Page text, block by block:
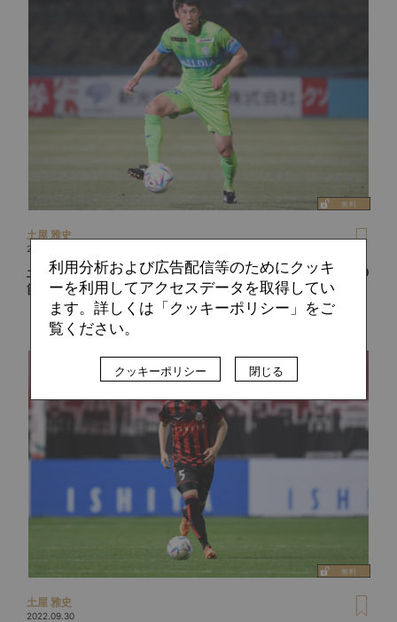
土屋 雅史
2022.10.07
土屋雅史が見所を紹介！Ｊ１リーグ第32節＆Ｊ２リーグ第40
節プレビュー
土屋 雅史
2022.09.30
利用分析および広告配信等のためにクッキ
ーを利用してアクセスデータを取得してい
ます。詳しくは「クッキーポリシー」をご
覧ください。
クッキーポリシー 閉じる